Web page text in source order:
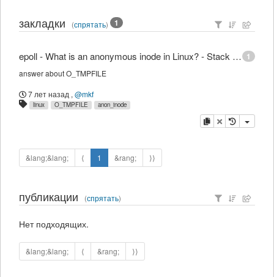
закладки (спрятать) 1
1
epoll - What is an anonymous inode in Linux? - Stack Overflow
answer about O_TMPFILE
7 лет назад , @mkf
linux O_TMPFILE anon_inode
копировать
удалить
&lang;&lang; ⟨ 1 &rang; ⟩⟩
публикации (спрятать)
Нет подходящих.
&lang;&lang; ⟨ &rang; ⟩⟩